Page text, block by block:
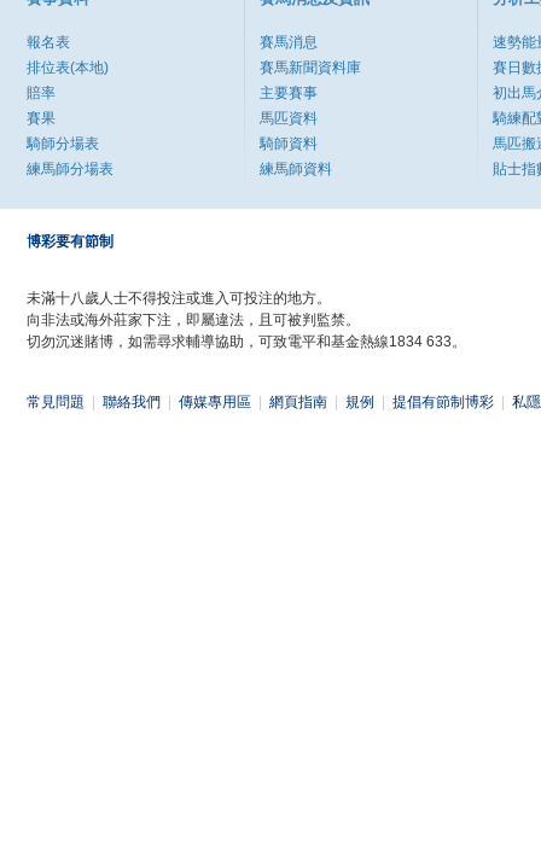
報名表
排位表(本地)
賠率
賽果
騎師分場表
練馬師分場表
賽馬消息
賽馬新聞資料庫
主要賽事
馬匹資料
騎師資料
練馬師資料
速勢能
賽日數
初出馬
騎練配
馬匹搬
貼士指
博彩要有節制
未滿十八歲人士不得投注或進入可投注的地方。
向非法或海外莊家下注，即屬違法，且可被判監禁。
切勿沉迷賭博，如需尋求輔導協助，可致電平和基金熱線1834 633。
常見問題 聯絡我們 傳媒專用區 網頁指南 規例 提倡有節制博彩 私